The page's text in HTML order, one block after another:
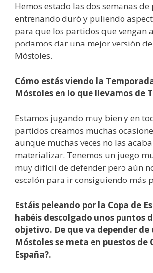
Hemos estado las dos semanas de
entrenando duró y puliendo
para que los partidos que vengan
podamos dar una mejor versión
Móstoles.
Cómo estás viendo la
Móstoles en lo que llevamos de
Estamos jugando muy bien y en
partidos creamos muchas
aunque muchas veces no las
materializar. Tenemos un juego
muy difícil de defender pero aún
escalón para ir consiguiendo más
Estáis peleando por la Copa de
habéis descolgado unos puntos
objetivo. De que va depender de
Móstoles se meta en puestos de
España?.